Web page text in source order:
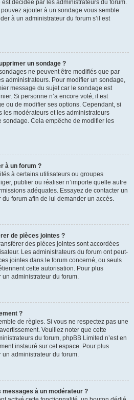
est décidée par les administrateurs du forum.
ajouter à un sondage vous semble
à un administrateur du forum s’il est
un sondage ?
ne peuvent être modifiés que par
administrateurs. Pour modifier un sondage,
message du sujet car le sondage est
Si personne n’a encore voté, il est
ou de modifier ses options. Cependant, si
les modérateurs et les administrateurs
sondage. Cela empêche de modifier les
à un forum ?
à certains utilisateurs ou groupes
publier ou réaliser n’importe quelle autre
adéquates. Essayez de contacter un
forum afin de lui demander un accès.
de pièces jointes ?
des pièces jointes sont accordées
Les administrateurs du forum ont peut-
jointes dans le forum concerné, ou seuls
cette autorisation. Pour plus
un administrateur du forum.
?
de règles. Si vous ne respectez pas une
Veuillez noter que cette
du forum, phpBB Limited n’est en
instauré sur cet espace. Pour plus
un administrateur du forum.
à un modérateur ?